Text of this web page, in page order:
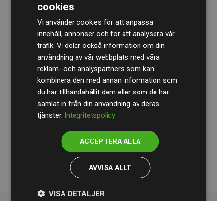
RevisionsbyrånBDOgranskar kontinuerligt våra
beräkningar och vår metod för att säkerställa
transparens och tillförlitlighet.
Deras granskning visar att våra investeringar i
klimatprojekt i genomsnitt kompenserar för
de beräknade CO₂-utsläppenfrån
medlemswebbplatser – ett tydligt bevis på att vårt
arbetssätt ger mätbar klimatnytta.
cookies
Vi använder cookies för att anpassa
innehåll, annonser och för att analysera vår
trafik. Vi delar också information om din
användning av vår webbplats med våra
reklam- och analyspartners som kan
kombinera den med annan information som
du har tillhandahållit dem eller som de har
samlat in från din användning av deras
tjänster. Integritetspolicy
ACCEPTERA ALLA
AVVISA ALLT
VISA DETALJER